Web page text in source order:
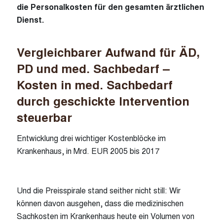
die Personalkosten für den gesamten ärztlichen
Dienst.
Vergleichbarer Aufwand für ÄD,
PD und med. Sachbedarf –
Kosten in med. Sachbedarf
durch geschickte Intervention
steuerbar
Entwicklung drei wichtiger Kostenblöcke im
Krankenhaus, in Mrd. EUR 2005 bis 2017
Und die Preisspirale stand seither nicht still: Wir
können davon ausgehen, dass die medizinischen
Sachkosten im Krankenhaus heute ein Volumen von